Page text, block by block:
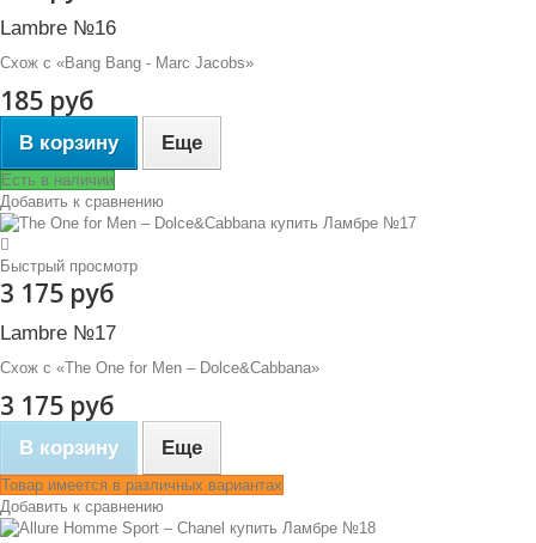
Lambre №16
Схож с «Bang Bang - Marc Jacobs»
185 руб
В корзину Еще
Есть в наличии
Добавить к сравнению
Быстрый просмотр
3 175 руб
Lambre №17
Схож с «The One for Men – Dolce&Cabbana»
3 175 руб
В корзину Еще
Товар имеется в различных вариантах
Добавить к сравнению